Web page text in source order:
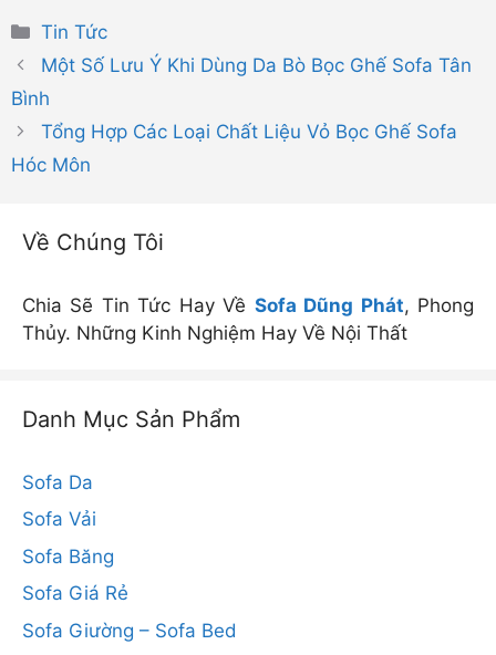
Danh
mục
Tin Tức
Một Số Lưu Ý Khi Dùng Da Bò Bọc Ghế Sofa Tân
Bình
Tổng Hợp Các Loại Chất Liệu Vỏ Bọc Ghế Sofa
Hóc Môn
Về Chúng Tôi
Chia Sẽ Tin Tức Hay Về Sofa Dũng Phát, Phong
Thủy. Những Kinh Nghiệm Hay Về Nội Thất
Danh Mục Sản Phẩm
Sofa Da
Sofa Vải
Sofa Băng
Sofa Giá Rẻ
Sofa Giường – Sofa Bed